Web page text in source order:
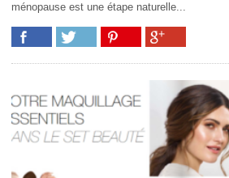
ménopause est une étape naturelle...